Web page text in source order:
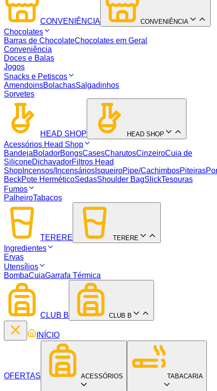
CONVENIÊNCIA CONVENIÊNCIA
Chocolates
Barras de ChocolateChocolates em Geral
Conveniência
Doces e Balas
Jogos
Snacks e Petiscos
AmendoinsBolachasSalgadinhos
Sorvetes
HEAD SHOP HEAD SHOP
Acessórios Head Shop
BandejaBoladorBongsCasesCharutosCinzeiroCuia de
SiliconeDichavadorFiltros Head
Shop Incensos/Incensários IsqueiroPipe/CachimbosPiteiras
BeckPote HerméticoSedasShoulder BagSlickTesouras
Fumos
PalheiroTabacos
TERERE TERERE
Ingredientes
Ervas
Utensílios
BombaCuiaGarrafa Térmica
CLUB B CLUB B
INÍCIO
OFERTAS ACESSÓRIOS TABACARIA